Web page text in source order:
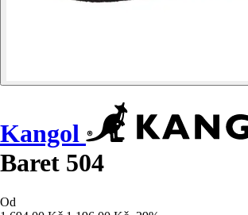
Kangol
Baret 504
Od